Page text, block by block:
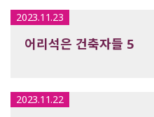
2023.11.23
어리석은 건축자들 5
2023.11.22